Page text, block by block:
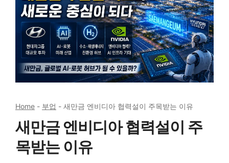
Home - 부업 - 새만금 엔비디아 협력설이 주목받는 이유
새만금 엔비디아 협력설이 주
목받는 이유